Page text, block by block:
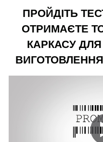
ПРОЙДІТЬ
ОТРИМАЄТЕ
КАРКАСУ
ВИГОТОВЛЕННЯ